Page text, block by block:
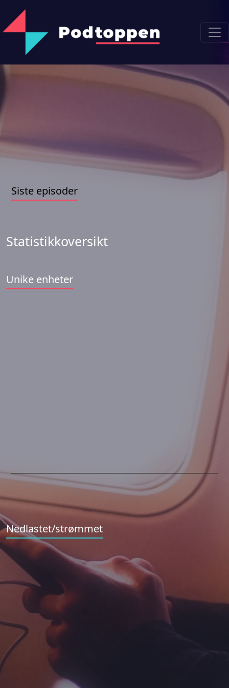
Siste episoder
Statistikkoversikt
Unike enheter
Nedlastet/strømmet